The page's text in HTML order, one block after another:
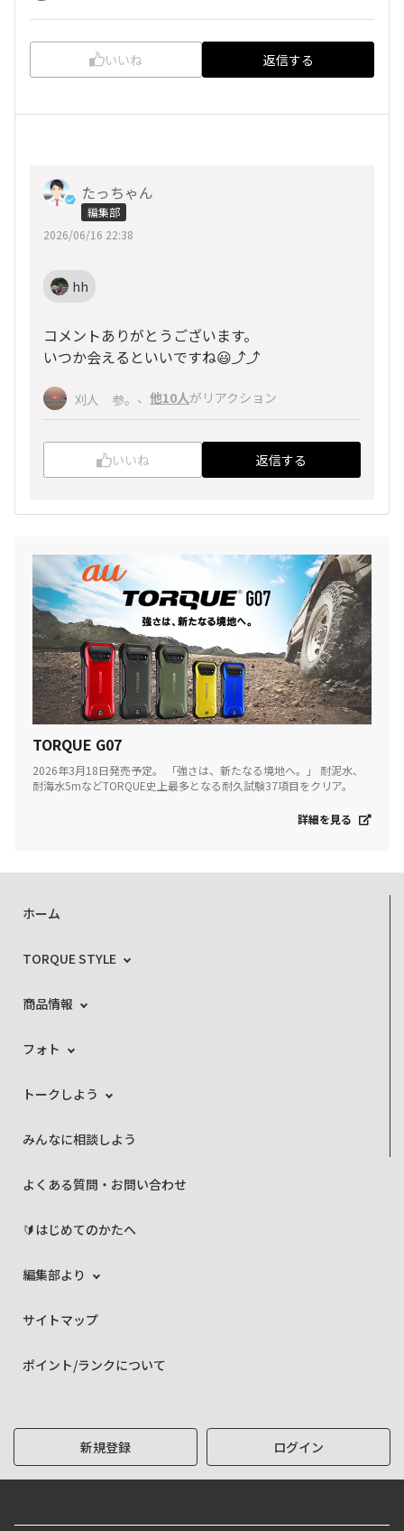
いいね 返信する
たっちゃん
編集部
2026/06/16 22:38
hh
コメントありがとうございます。
いつか会えるといいですね😃⤴️⤴️
刈人 参。 、 他10人がリアクション
いいね 返信する
TORQUE G07
2026年3月18日発売予定。 「強さは、新たなる境地へ。」 耐泥水、
耐海水5mなどTORQUE史上最多となる耐久試験37項目をクリア。
詳細を見る
ホーム
TORQUE STYLE
商品情報
フォト
トークしよう
みんなに相談しよう
よくある質問・お問い合わせ
🔰はじめてのかたへ
編集部より
サイトマップ
ポイント/ランクについて
新規登録 ログイン